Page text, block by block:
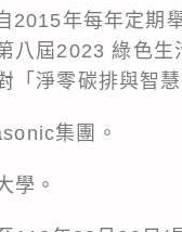
2015年每年定期
八屆2023 綠色
「淨零碳排與智
集團。
學。